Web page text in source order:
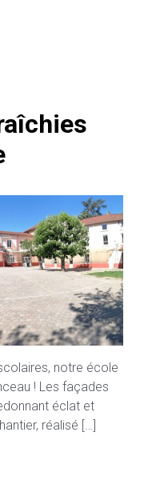
notre école
! Les façades
éclat et
réalisé […]